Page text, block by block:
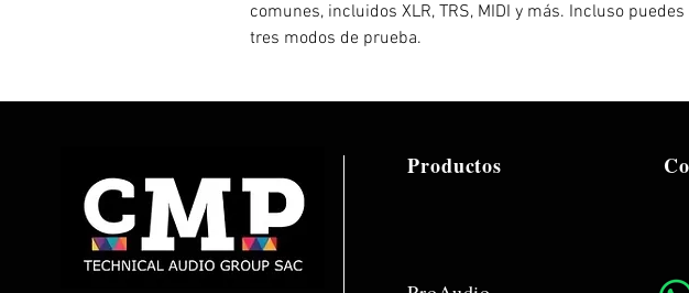
comunes, incluidos XLR, TRS, MIDI y más. Incluso
tres modos de prueba.
Productos